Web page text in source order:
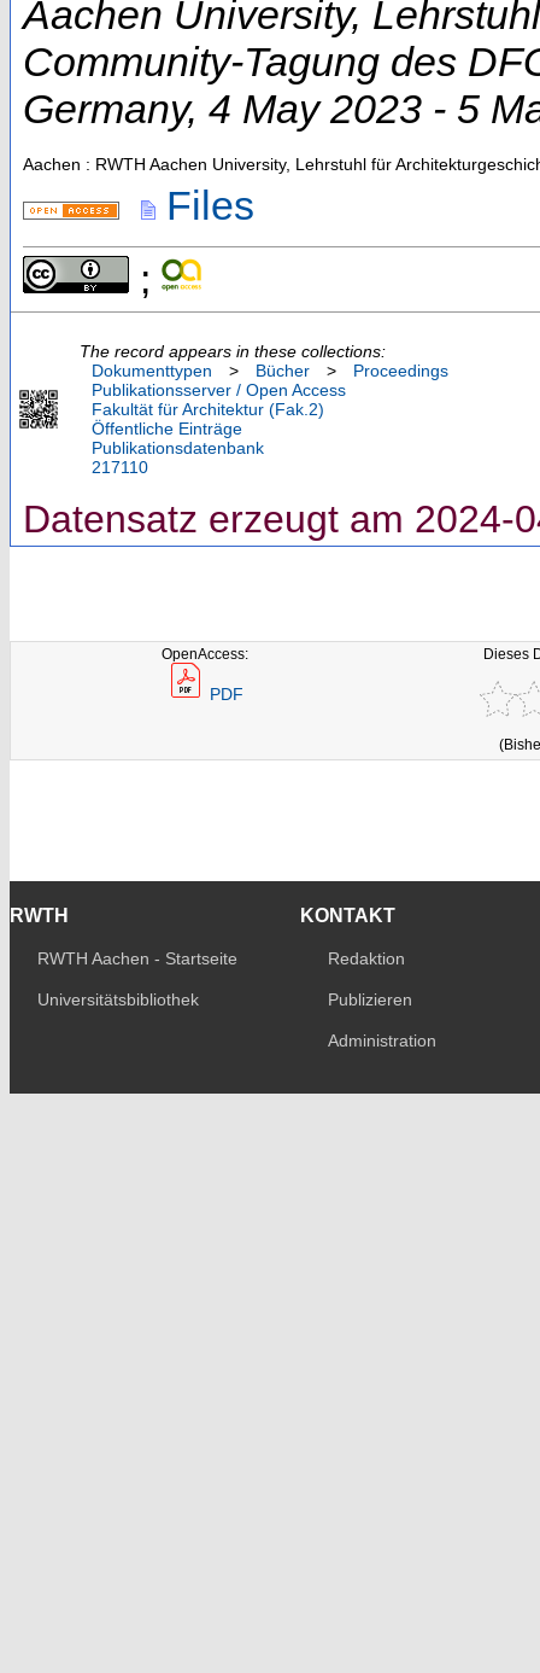
Aachen University,
Community-Tagung des
Germany, 4 May 2023 - 5
Aachen : RWTH Aachen University, Lehrstuhl für
Files
;
The record appears in these collections:
Dokumenttypen
> Bücher >
Proceedings
Publikationsserver / Open Access
Fakultät für Architektur (Fak.2)
Öffentliche Einträge
Publikationsdatenbank
217110
Datensatz erzeugt am 2024-
OpenAccess:
PDF
Dieses
RWTH
RWTH Aachen - Startseite
Universitätsbibliothek
KONTAKT
Redaktion
Publizieren
Administration